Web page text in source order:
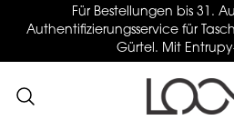
Für Bestellungen bis 31.
Authentifizierungsservice für
Gürtel. Mit